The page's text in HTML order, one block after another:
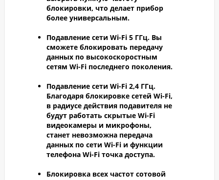
блокировки, что делает прибор
более универсальным.
Подавление сети Wi-Fi 5 ГГц. Вы
сможете блокировать передачу
данных по высокоскоростным
сетям Wi-Fi последнего поколения.
Подавление сети Wi-Fi 2,4 ГГц.
Благодаря блокировке сетей Wi-Fi,
в радиусе действия подавителя не
будут работать скрытые Wi-Fi
видеокамеры и микрофоны,
станет невозможна передача
данных по сети Wi-Fi и функции
телефона Wi-Fi точка доступа.
Блокировка всех частот сотовой